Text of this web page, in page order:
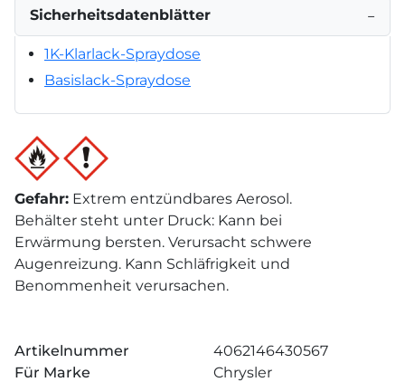
Sicherheitsdatenblätter −
1K-Klarlack-Spraydose
Basislack-Spraydose
Gefahr: Extrem entzündbares Aerosol.
Behälter steht unter Druck: Kann bei
Erwärmung bersten. Verursacht schwere
Augenreizung. Kann Schläfrigkeit und
Benommenheit verursachen.
Artikelnummer
4062146430567
Für Marke
Chrysler